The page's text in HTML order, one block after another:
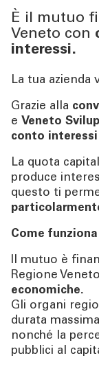
FAMIGLIE
SERVIZI
CHI SIAMO
TOOL
ATTUALITÀ
È il mutuo
Veneto con
interessi.
La tua azienda
Grazie alla
e Veneto
conto interessi
La quota
produce
questo ti
Come funziona
Il mutuo è
Regione
economiche.
Gli organi
durata
nonché la
pubblici al